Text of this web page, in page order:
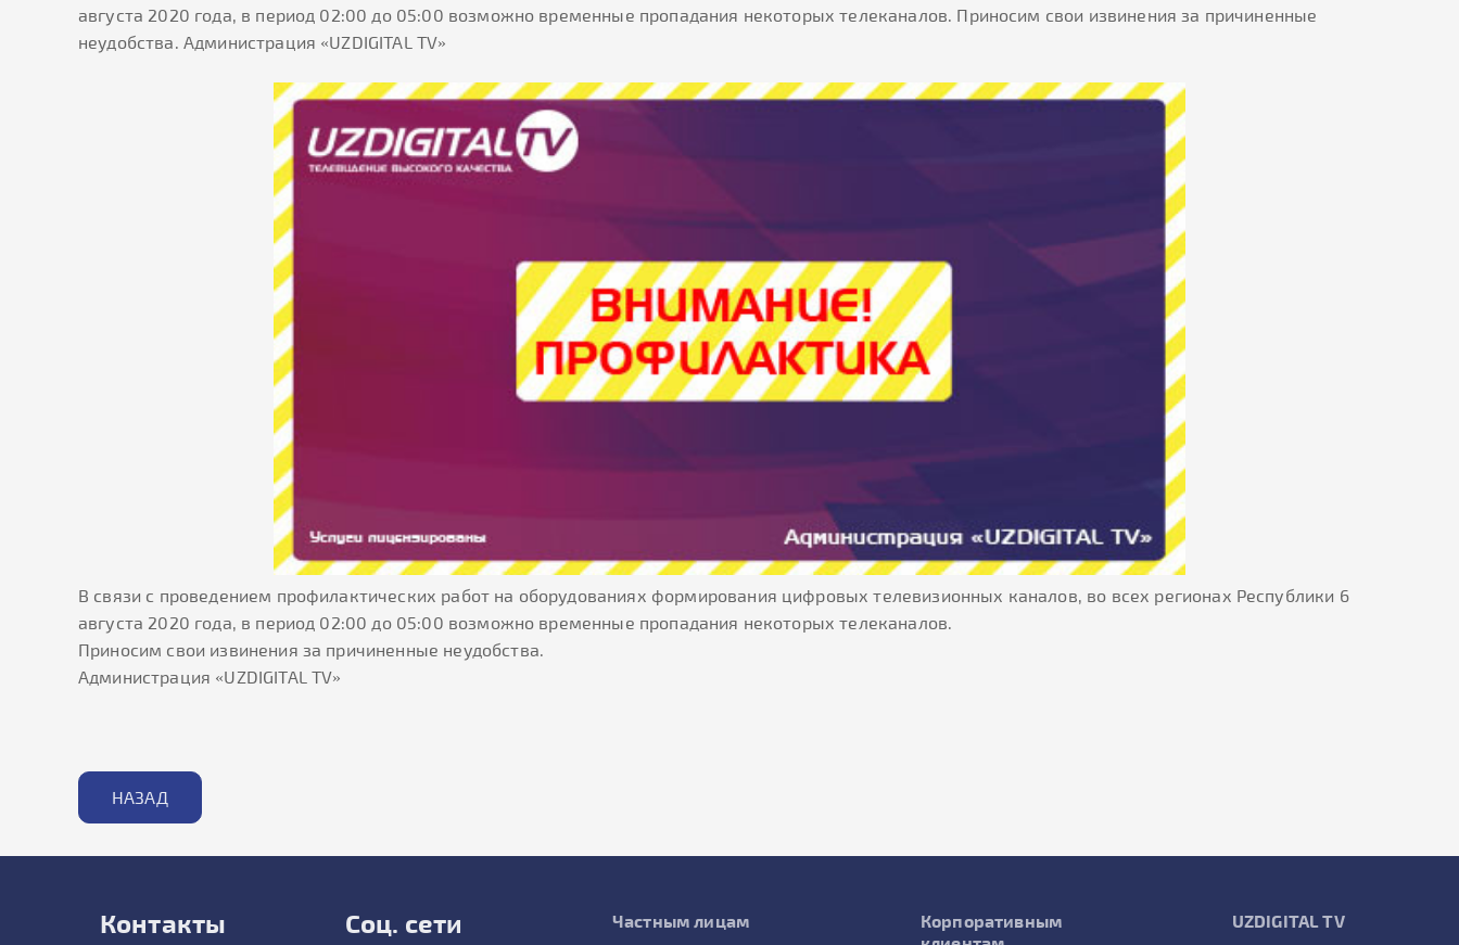
августа 2020 года, в период 02:00 до 05:00 возможно временные пропадания некоторых телеканалов. Приносим свои извинения за причиненные
неудобства. Администрация «UZDIGITAL TV»
В связи с проведением профилактических работ на оборудованиях формирования цифровых телевизионных каналов, во всех регионах Республики 6
августа 2020 года, в период 02:00 до 05:00 возможно временные пропадания некоторых телеканалов.
Приносим свои извинения за причиненные неудобства.
Администрация «UZDIGITAL TV»
НАЗАД
Контакты Соц. сети Частным лицам
Корпоративным
UZDIGITAL TV